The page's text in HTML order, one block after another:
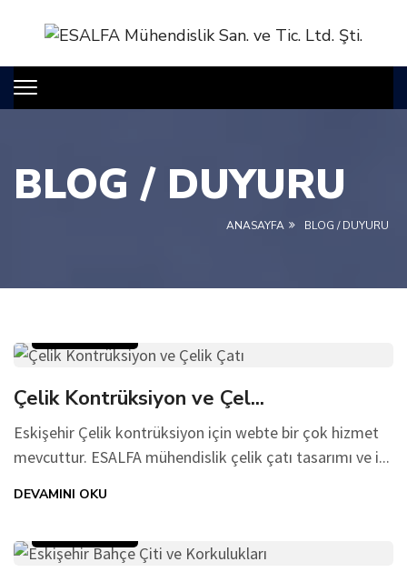
BLOG / DUYURU
BLOG / DUYURU
ANASAYFA
Çelik Kontrüksiyon ve Çel...
Eskişehir Çelik kontrüksiyon için webte bir çok hizmet
mevcuttur. ESALFA mühendislik çelik çatı tasarımı ve i...
DEVAMINI OKU